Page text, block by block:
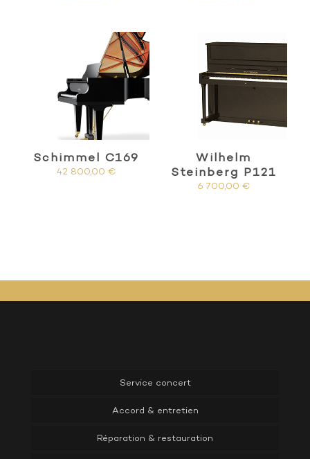
Schimmel C169
42 800,00€
Wilhelm
Steinberg P121
6 700,00€
Service concert
Accord & entretien
Réparation & restauration